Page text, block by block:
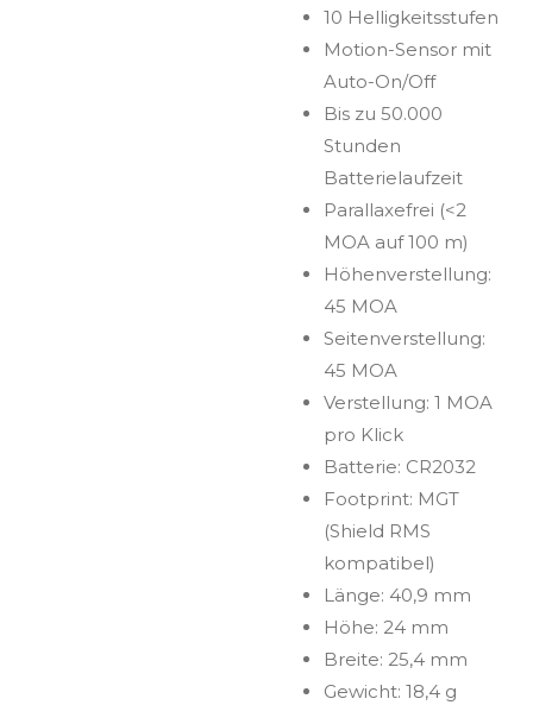
10 Helligkeitsstufen
Motion-Sensor mit
Auto-On/Off
Bis zu 50.000
Stunden
Batterielaufzeit
Parallaxefrei (<2
MOA auf 100 m)
Höhenverstellung:
45 MOA
Seitenverstellung:
45 MOA
Verstellung: 1 MOA
pro Klick
Batterie: CR2032
Footprint: MGT
(Shield RMS
kompatibel)
Länge: 40,9 mm
Höhe: 24 mm
Breite: 25,4 mm
Gewicht: 18,4 g